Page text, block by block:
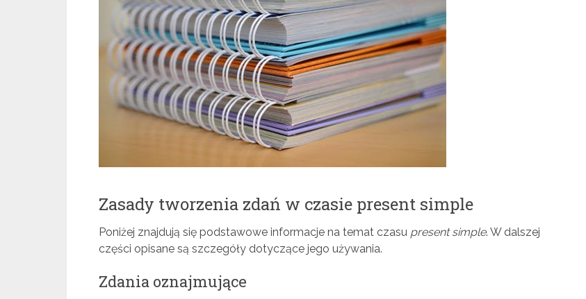
Zasady tworzenia zdań w czasie present simple
Poniżej znajdują się podstawowe informacje na temat czasu present simple. W dalszej
części opisane są szczegóły dotyczące jego używania.
Zdania oznajmujące